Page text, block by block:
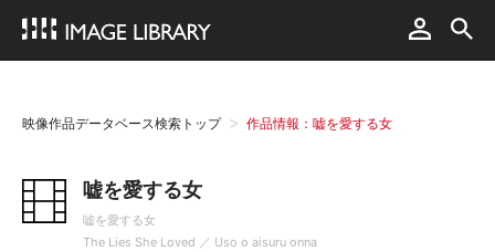
映像作品データベース検索トップ 作品情報：嘘を愛する女
嘘を愛する女
嘘を愛する女
The Lies She Loved ／ Uso o aisuru onna